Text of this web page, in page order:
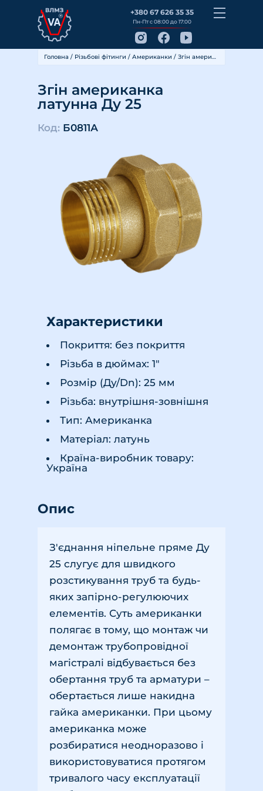
+380 67 626 35 35
Пн-Пт с 08:00 до 17:00
Головна / Різьбові фітинги / Американки / Згін американка латунна Ду 25
Згін американка
латунна Ду 25
Код: Б0811А
Характеристики
Покриття: без покриття
Різьба в дюймах: 1"
Розмір (Ду/Dn): 25 мм
Різьба: внутрішня-зовнішня
Тип: Американка
Матеріал: латунь
Країна-виробник товару:
Україна
Опис
З'єднання ніпельне пряме Ду
25 слугує для швидкого
розстикування труб та будь-
яких запірно-регулюючих
елементів. Суть американки
полягає в тому, що монтаж чи
демонтаж трубопровідної
магістралі відбувається без
обертання труб та арматури –
обертається лише накидна
гайка американки. При цьому
американка може
розбиратися неодноразово і
використовуватися протягом
тривалого часу експлуатації